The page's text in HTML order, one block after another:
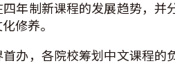
年制新课程的发展趋势，
修养。
办，各院校筹划中文课程